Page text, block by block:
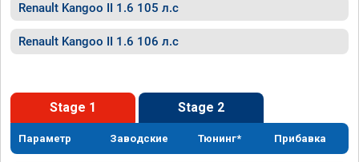
Renault Kangoo II 1.6 105 л.с
Renault Kangoo II 1.6 106 л.с
Stage 1 Stage 2
Параметр Заводские Тюнинг* Прибавка